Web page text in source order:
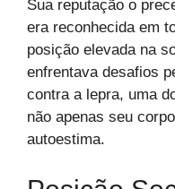
Sua reputação o
era reconhecida em
posição elevada na
enfrentava desafios
contra a lepra, uma
não apenas seu
autoestima.